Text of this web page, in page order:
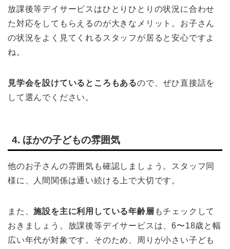
放課後等デイサービスはひとりひとりの状況に合わせ
た対応をしてもらえるのが大きなメリット。お子さん
の状況をよく見てくれるスタッフが居ると安心ですよ
ね。
見学会を設けているところもあるので、ぜひ直接話を
して選んでください。
4. ほかの子どもの雰囲気
他のお子さんの雰囲気も確認しましょう。スタッフ同
様に、人間関係は通い続ける上で大切です。
また、施設を主に利用している年齢層 もチェックして
おきましょう。放課後等デイサービスは、6〜18歳と幅
広い年代が対象です。そのため、周りが小さい子ども